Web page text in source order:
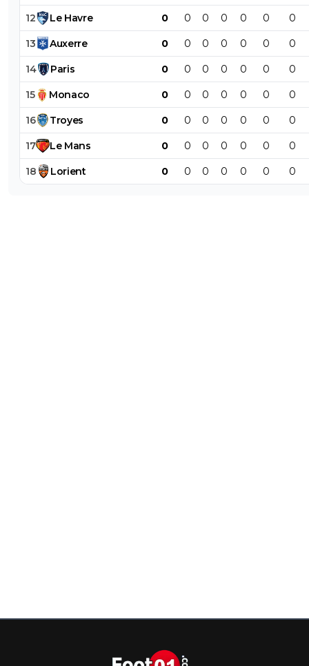
12 Le Havre 0 0 0 0 0 0 0
13 Auxerre 0 0 0 0 0 0 0
14 Paris 0 0 0 0 0 0 0
15 Monaco 0 0 0 0 0 0 0
16 Troyes 0 0 0 0 0 0 0
17 Le Mans 0 0 0 0 0 0 0
18 Lorient 0 0 0 0 0 0 0